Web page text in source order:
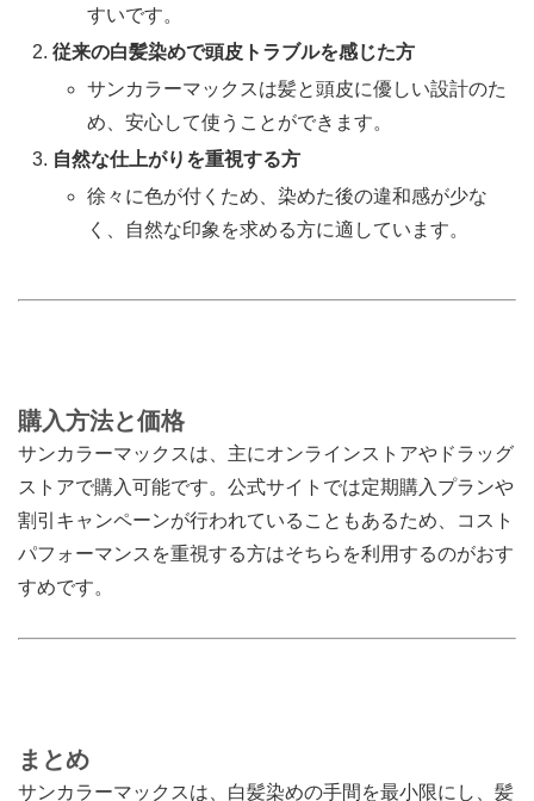
すいです。
従来の白髪染めで頭皮トラブルを感じた方
サンカラーマックスは髪と頭皮に優しい設計のた
め、安心して使うことができます。
自然な仕上がりを重視する方
徐々に色が付くため、染めた後の違和感が少な
く、自然な印象を求める方に適しています。
購入方法と価格
サンカラーマックスは、主にオンラインストアやドラッグ
ストアで購入可能です。公式サイトでは定期購入プランや
割引キャンペーンが行われていることもあるため、コスト
パフォーマンスを重視する方はそちらを利用するのがおす
すめです。
まとめ
サンカラーマックスは、白髪染めの手間を最小限にし、髪